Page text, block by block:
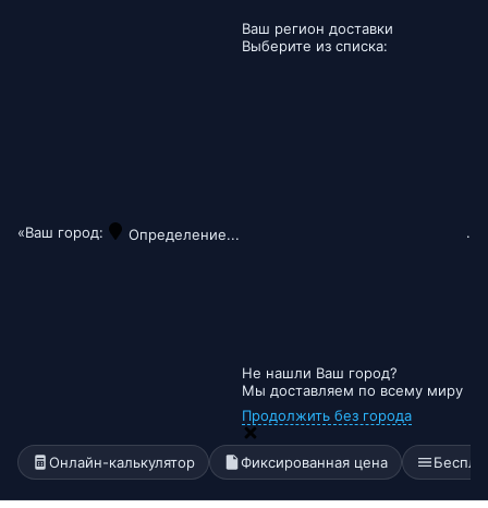
«Ваш город: Определение...
Ваш регион доставки
Выберите из списка:
Не нашли Ваш город?
Мы доставляем по всему миру
Продолжить без города
.
Онлайн-калькулятор Фиксированная цена